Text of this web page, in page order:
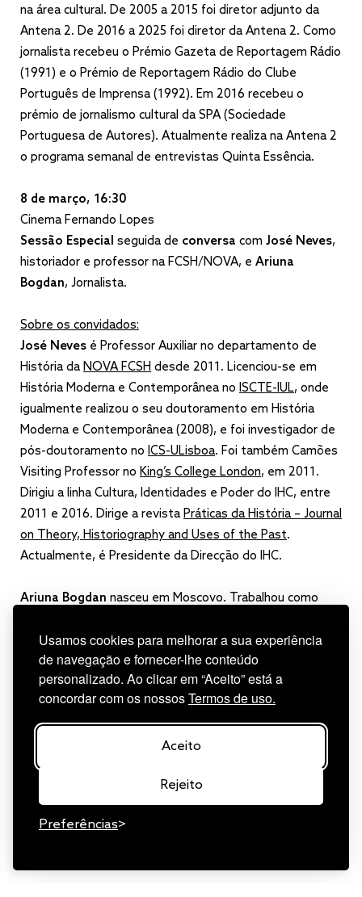
Usamos cookies para melhorar a sua experiência
de navegação e fornecer-lhe conteúdo
personalizado. Ao clicar em “Aceito” está a
concordar com os nossosTermos de uso.
Aceito
Rejeito
Preferências
na área cultural. De 2005 a 2015 foi diretor adjunto da
Antena 2. De 2016 a 2025 foi diretor da Antena 2. Como
jornalista recebeu o Prémio Gazeta de Reportagem Rádio
(1991) e o Prémio de Reportagem Rádio do Clube
Português de Imprensa (1992). Em 2016 recebeu o
prémio de jornalismo cultural da SPA (Sociedade
Portuguesa de Autores). Atualmente realiza na Antena 2
o programa semanal de entrevistas Quinta Essência.
8 de março, 16:30
Cinema Fernando Lopes
Sessão Especial seguida de conversa com José Neves,
historiador e professor na FCSH/NOVA, e Ariuna
Bogdan, Jornalista.
Sobre os convidados:
José Neves é Professor Auxiliar no departamento de
História da NOVA FCSH desde 2011. Licenciou-se em
História Moderna e Contemporânea no ISCTE-IUL, onde
igualmente realizou o seu doutoramento em História
Moderna e Contemporânea (2008), e foi investigador de
pós-doutoramento no ICS-ULisboa. Foi também Camões
Visiting Professor no King’s College London, em 2011.
Dirigiu a linha Cultura, Identidades e Poder do IHC, entre
2011 e 2016. Dirige a revista Práticas da História – Journal
on Theory, Historiography and Uses of the Past.
Actualmente, é Presidente da Direcção do IHC.
Ariuna Bogdan nasceu em Moscovo. Trabalhou como
Portugal. Fez Mestrado na NOVA-FCSH (Cinema e
Televisão) e curso de câmara na ETIC. Programadora da
Mostra que Somos Humanos (Cinema e Direitos
Humanos).